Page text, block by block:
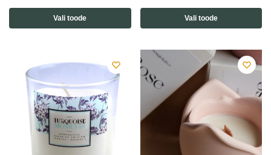
Vali toode Vali toode